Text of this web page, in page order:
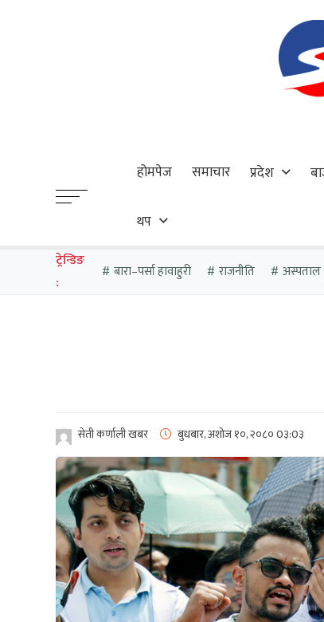
होमपेज समाचार प्रदेश
थप
ट्रेन्डिङ
:
बारा–पर्सा हावाहुरी राजनीति अस्पताल
सेती कर्णाली खबर बुधबार, अशोज १०, २०८०0३:0३